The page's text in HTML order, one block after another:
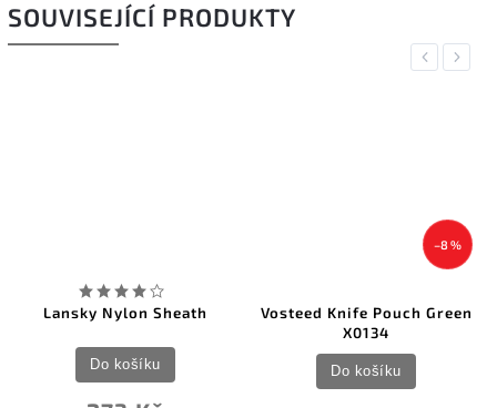
SOUVISEJÍCÍ PRODUKTY
Previous
Lansky Nylon Sheath
Do košíku
–8 %
Vosteed Knife Pouch Green
X0134
Do košíku
Next